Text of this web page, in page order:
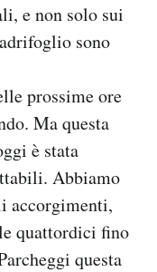
e non solo sui
sono
prossime ore
Ma questa
è stata
Abbiamo
accorgimenti,
quattordici fino
questa